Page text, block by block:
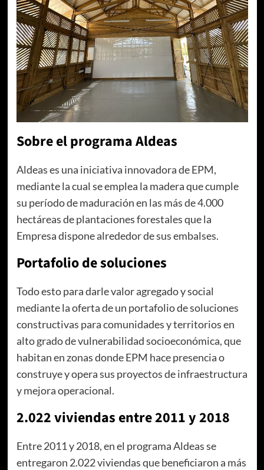
Sobre el programa Aldeas
Aldeas es una iniciativa innovadora de EPM,
mediante la cual se emplea la madera que cumple
su período de maduración en las más de 4.000
hectáreas de plantaciones forestales que la
Empresa dispone alrededor de sus embalses.
Portafolio de soluciones
Todo esto para darle valor agregado y social
mediante la oferta de un portafolio de soluciones
constructivas para comunidades y territorios en
alto grado de vulnerabilidad socioeconómica, que
habitan en zonas donde EPM hace presencia o
construye y opera sus proyectos de infraestructura
y mejora operacional.
2.022 viviendas entre 2011 y 2018
Entre 2011 y 2018, en el programa Aldeas se
entregaron 2.022 viviendas que beneficiaron a más